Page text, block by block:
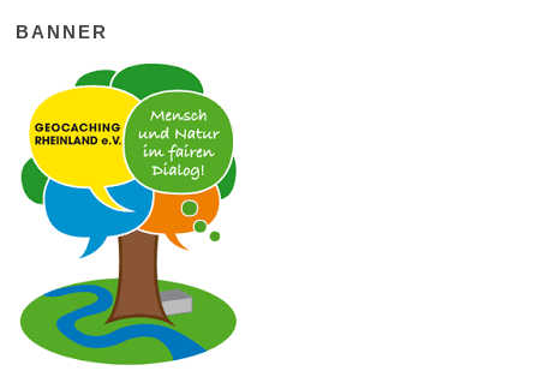
BANNER